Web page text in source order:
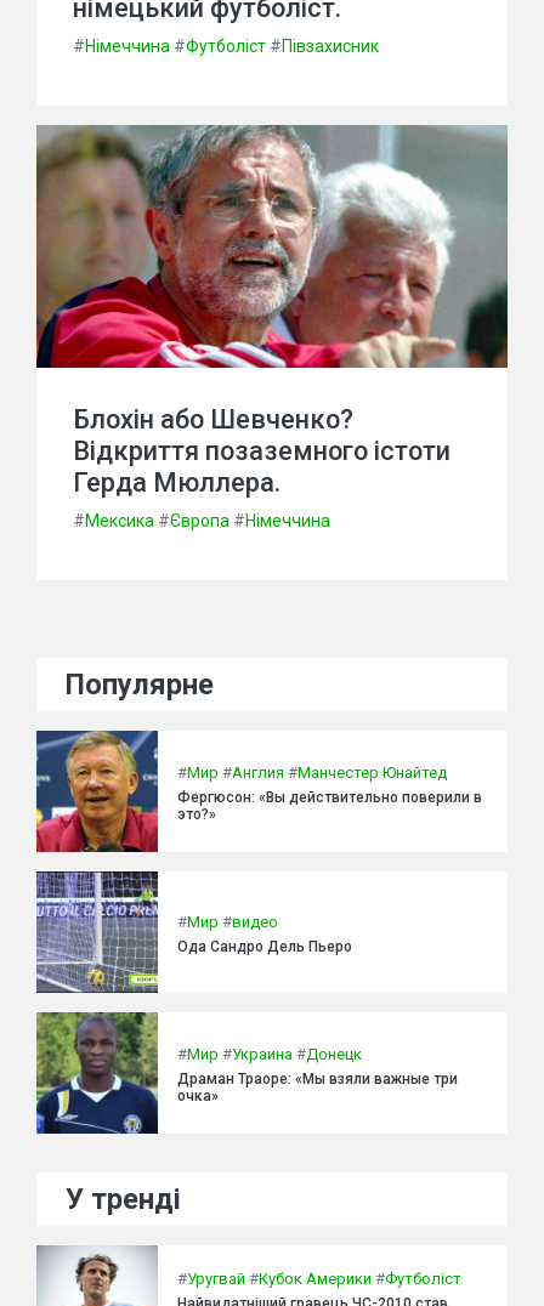
німецький футболіст.
#Німеччина #Футболіст #Півзахисник
Блохін або Шевченко?
Відкриття позаземного істоти
Герда Мюллера.
#Мексика #Європа #Німеччина
Популярне
#Мир #Англия #Манчестер Юнайтед
Фергюсон: «Вы действительно поверили в
это?»
#Мир #видео
Ода Сандро Дель Пьеро
#Мир #Украина #Донецк
Драман Траоре: «Мы взяли важные три
очка»
У тренді
#Уругвай #Кубок Америки #Футболіст